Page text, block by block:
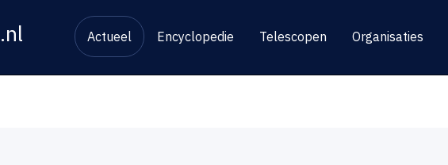
.nl Actueel Encyclopedie Telescopen Organisaties